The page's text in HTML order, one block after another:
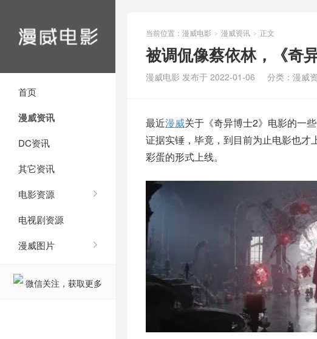
首页
漫威资讯
DC资讯
其它资讯
电影资源
电视剧资源
漫威图片
微信关注，获取更多
当前位置： 漫威电影 > 漫威资讯 > 正文
被调侃像蔡依林，《奇
漫威电影 发布于 2022-01-06 分类： 漫威
最近漫威关于《奇异博士2》电影的一
证据实锤，毕竟，到目前为止电影也才
彩蛋的形式上线。